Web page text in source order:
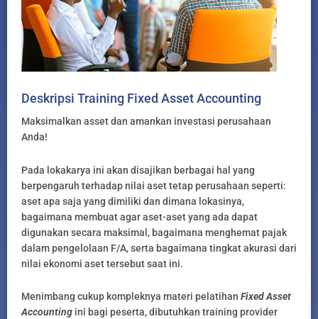
Deskripsi Training Fixed Asset Accounting
Maksimalkan asset dan amankan investasi perusahaan
Anda!
Pada lokakarya ini akan disajikan berbagai hal yang
berpengaruh terhadap nilai aset tetap perusahaan seperti:
aset apa saja yang dimiliki dan dimana lokasinya,
bagaimana membuat agar aset-aset yang ada dapat
digunakan secara maksimal, bagaimana menghemat pajak
dalam pengelolaan F/A, serta bagaimana tingkat akurasi dari
nilai ekonomi aset tersebut saat ini.
Menimbang cukup kompleknya materi pelatihan Fixed Asset
Accounting ini bagi peserta, dibutuhkan training provider